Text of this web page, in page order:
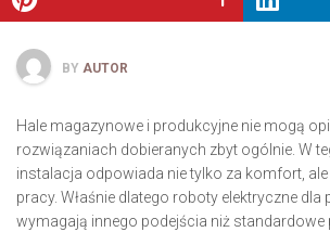
BY AUTOR
Hale magazynowe i produkcyjne nie mogą
rozwiązaniach dobieranych zbyt ogólnie. W
instalacja odpowiada nie tylko za komfort, ale
pracy. Właśnie dlatego roboty elektryczne dla
wymagają innego podejścia niż standardowe